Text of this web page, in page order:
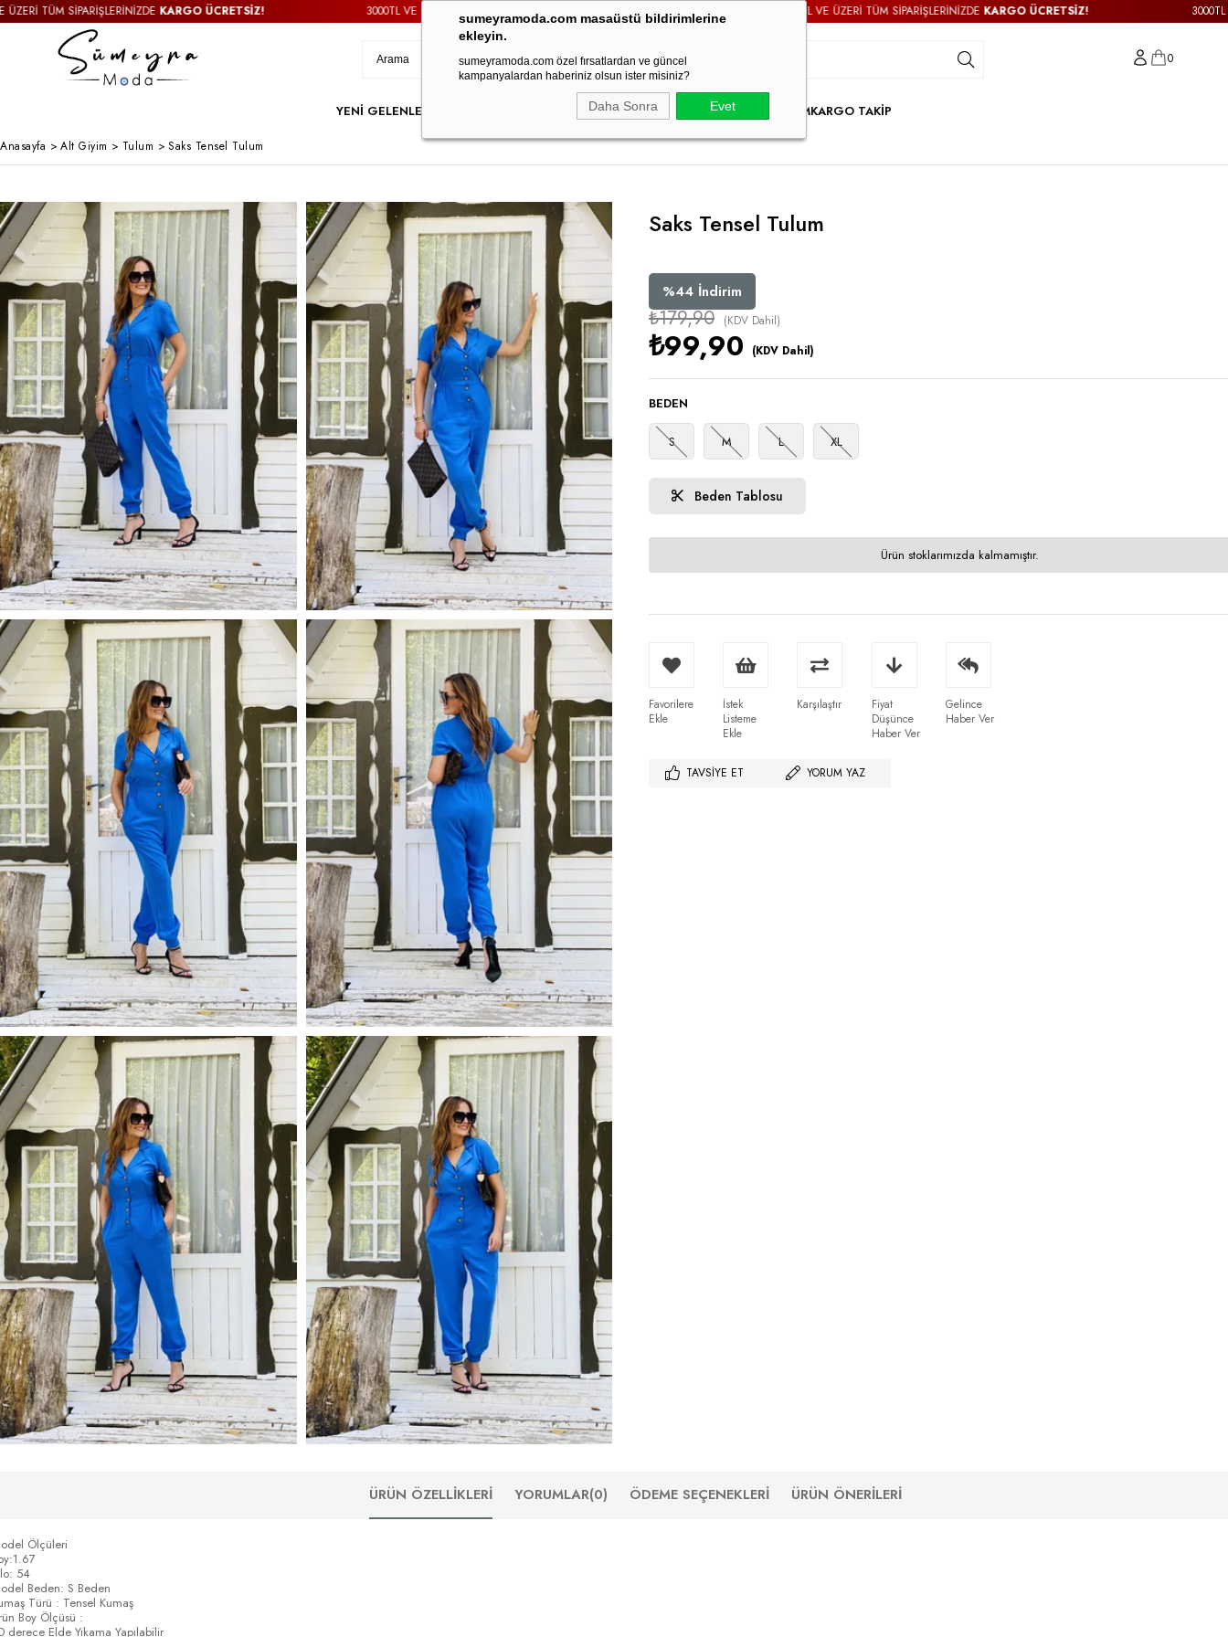
sumeyramoda.com masaüstü bildirimlerine
ekleyin.
sumeyramoda.com özel fırsatlardan ve güncel
kampanyalardan haberiniz olsun ister misiniz?
Daha Sonra Evet
SİPARİŞLERİNİZDEKARGO ÜCRETSİZ! 3000TL VE ÜZERİ TÜM SİPARİŞLERİNİZDE KARGO ÜCRETSİZ! 3000TL VE ÜZERİ TÜM SİPARİŞLERİNİZDEKARGO ÜCRETSİZ! 3000TL VE ÜZERİ
0
YENİ GELENLER ALT GİYİMDIŞ GİYİMTAKIM PARTY WEAR İNDİRİMKARGO TAKİP
Anasayfa > Alt Giyim > Tulum > Saks Tensel Tulum
Saks Tensel Tulum
%44 İndirim
₺179,90 (KDV Dahil)
₺99,90 (KDV Dahil)
BEDEN
S M L XL
Beden Tablosu
Ürün stoklarımızda kalmamıştır.
Favorilere
Ekle
İstek
Listeme
Ekle
Karşılaştır
Fiyat
Düşünce
Haber Ver
Gelince
Haber Ver
TAVSIYE ET YORUM YAZ
ÜRÜN ÖZELLIKLERI YORUMLAR(0) ÖDEME SEÇENEKLERI ÜRÜN ÖNERILERI
Ölçüleri
54
Beden: S Beden
Türü : Tensel Kumaş
Boy Ölçüsü :
derece Elde Yıkama Yapılabilir